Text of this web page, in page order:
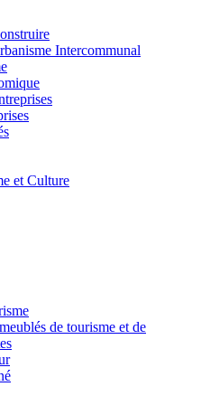
Intercommunal
et Culture
de tourisme et de